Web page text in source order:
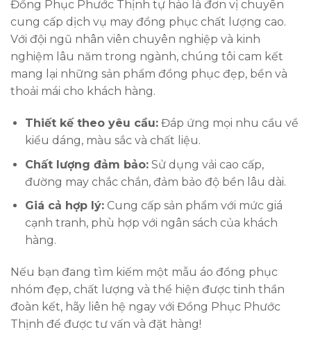
Đồng Phục Phước Thịnh tự hào là đơn vị chuyên
cung cấp dịch vụ may đồng phục chất lượng cao.
Với đội ngũ nhân viên chuyên nghiệp và kinh
nghiệm lâu năm trong ngành, chúng tôi cam kết
mang lại những sản phẩm đồng phục đẹp, bền và
thoải mái cho khách hàng.
Thiết kế theo yêu cầu:Đáp ứng mọi nhu cầu về
kiểu dáng, màu sắc và chất liệu.
Chất lượng đảm bảo:Sử dụng vải cao cấp,
đường may chắc chắn, đảm bảo độ bền lâu dài.
Giá cả hợp lý:Cung cấp sản phẩm với mức giá
cạnh tranh, phù hợp với ngân sách của khách
hàng.
Nếu bạn đang tìm kiếm một mẫu áo đồng phục
nhóm đẹp, chất lượng và thể hiện được tinh thần
đoàn kết, hãy liên hệ ngay với Đồng Phục Phước
Thịnh để được tư vấn và đặt hàng!